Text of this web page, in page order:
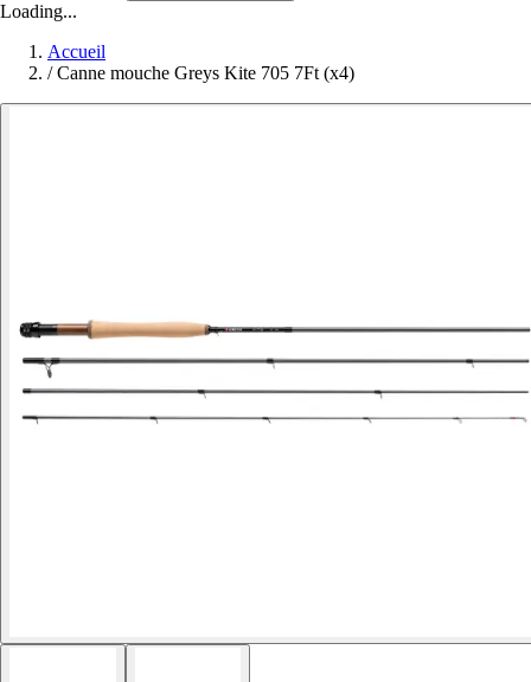
Loading...
Accueil
/ Canne mouche Greys Kite 705 7Ft (x4)